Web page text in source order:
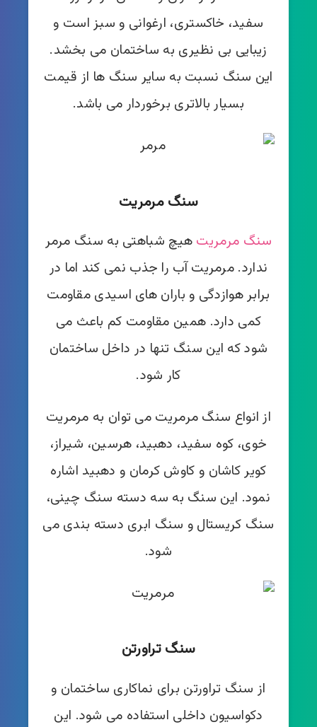
سفید، خاکستری، ارغوانی و سبز است و
زیبایی بی نظیری به ساختمان می بخشد.
این سنگ نسبت به سایر سنگ ها از قیمت
بسیار بالاتری برخوردار می باشد.
سنگ مرمریت
سنگ مرمریت هیچ شباهتی به سنگ مرمر
ندارد. مرمریت آب را جذب نمی کند اما در
برابر هوازدگی و باران های اسیدی مقاومت
کمی دارد. همین مقاومت کم باعث می
شود که این سنگ تنها در داخل ساختمان
کار شود.
از انواع سنگ مرمریت می توان به مرمریت
خوی، کوه سفید، دهبید، هرسین، شیراز،
کویر کاشان و کاوش کرمان و دهبید اشاره
نمود. این سنگ به سه دسته سنگ چینی،
سنگ کریستال و سنگ ابری دسته بندی می
شود.
سنگ تراورتن
از سنگ تراورتن برای نماکاری ساختمان و
دکواسیون داخلی استفاده می شود. این